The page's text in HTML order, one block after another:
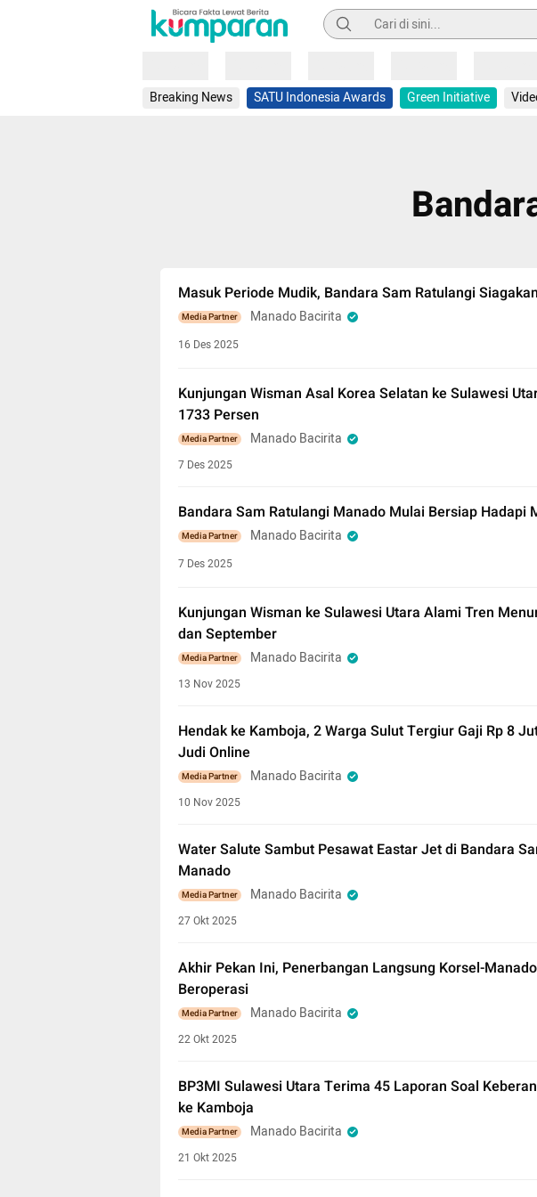
Pencarian
Breaking News SATU Indonesia Awards Green Initiative
Masuk Periode Mudik, Bandara Sam Ratulangi
Media Partner Manado Bacirita
16 Des 2025
Kunjungan Wisman Asal Korea Selatan ke Sulawesi
1733 Persen
Media Partner Manado Bacirita
7 Des 2025
Bandara Sam Ratulangi Manado Mulai Bersiap Hadapi
Media Partner Manado Bacirita
7 Des 2025
Kunjungan Wisman ke Sulawesi Utara Alami Tren
dan September
Media Partner Manado Bacirita
13 Nov 2025
Hendak ke Kamboja, 2 Warga Sulut Tergiur Gaji Rp 8
Judi Online
Media Partner Manado Bacirita
10 Nov 2025
Water Salute Sambut Pesawat Eastar Jet di Bandara
Manado
Media Partner Manado Bacirita
27 Okt 2025
Akhir Pekan Ini, Penerbangan Langsung Korsel-
Beroperasi
Media Partner Manado Bacirita
22 Okt 2025
BP3MI Sulawesi Utara Terima 45 Laporan Soal
ke Kamboja
Media Partner Manado Bacirita
21 Okt 2025